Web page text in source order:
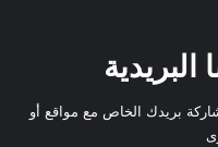
البريدية
بريدك الخاص مع مواقع أو